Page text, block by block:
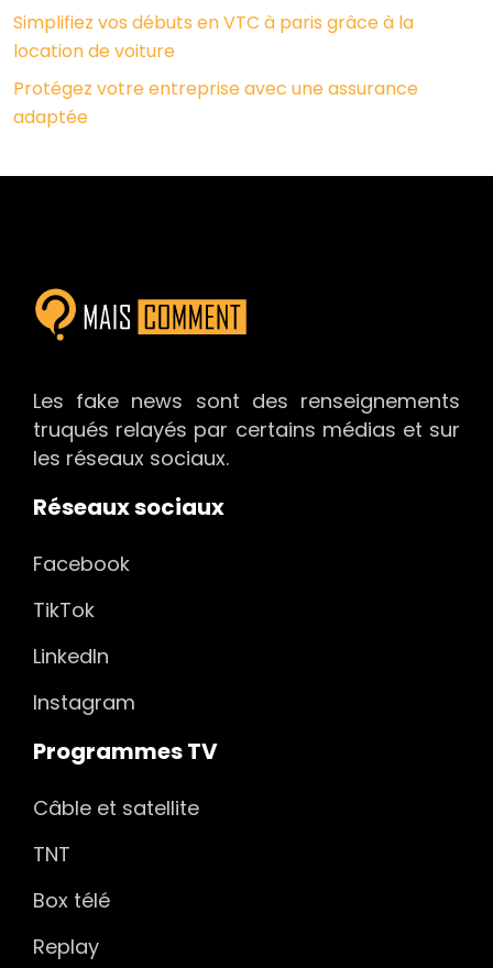
Simplifiez vos débuts en VTC à paris grâce à la
location de voiture
Protégez votre entreprise avec une assurance
adaptée
Les fake news sont des renseignements
truqués relayés par certains médias et sur
les réseaux sociaux.
Réseaux sociaux
Facebook
TikTok
LinkedIn
Instagram
Programmes TV
Câble et satellite
TNT
Box télé
Replay